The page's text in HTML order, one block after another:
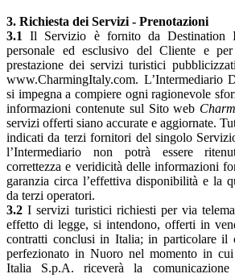
3. Richiesta dei Servizi - Prenotazioni
3.1
Il Servizio è fornito da Destination
personale ed esclusivo del Cliente e
prestazione dei servizi turistici
www.CharmingItaly.com. L’Intermediario
si impegna a compiere ogni ragionevole
informazioni contenute sul Sito web
servizi offerti siano accurate e aggiornate.
indicati da terzi fornitori del singolo
l’Intermediario non potrà essere
correttezza e veridicità delle informazioni
garanzia circa l’effettiva disponibilità e la
da terzi operatori.
3.2 I servizi turistici richiesti per via
effetto di legge, si intendono, offerti in
contratti conclusi in Italia; in particolare il
perfezionato in Nuoro nel momento in
Italia S.p.A. riceverà la